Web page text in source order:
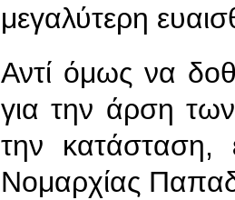
μεγαλύτερη
Αντί όμως να
για την άρση
την
Νομαρχίας